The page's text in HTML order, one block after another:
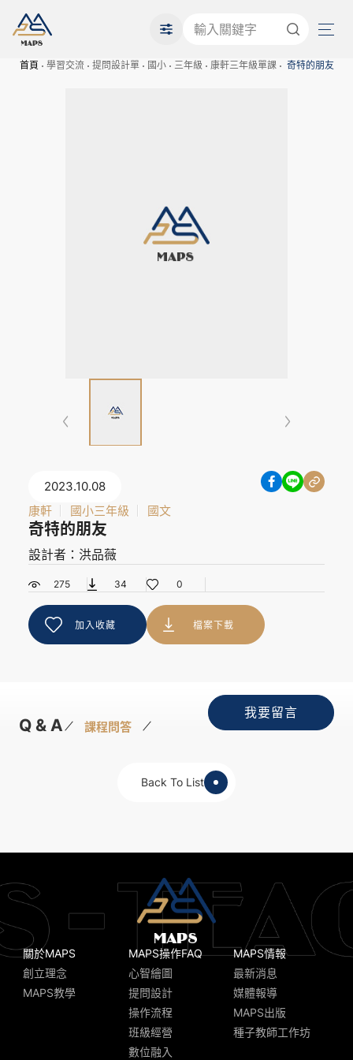
首頁 學習交流 提問設計單 國小 三年級 康軒三年級單課 奇特的朋友
2023.10.08
康軒
國小三年級 國文
奇特的朋友
設計者：洪品薇
275 34 0
加入收藏 檔案下載
Q & A 課程問答
我要留言
Back To List
關於MAPS
創立理念
MAPS教學
MAPS操作FAQ
心智繪圖
提問設計
操作流程
班級經營
數位融入
MAPS情報
最新消息
媒體報導
MAPS出版
種子教師工作坊